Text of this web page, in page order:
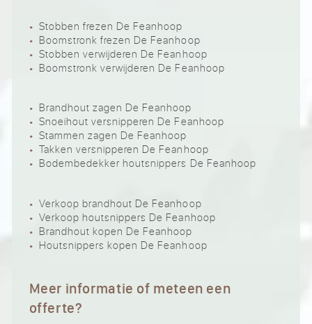
Stobben frezen De Feanhoop
Boomstronk frezen De Feanhoop
Stobben verwijderen De Feanhoop
Boomstronk verwijderen De Feanhoop
Brandhout zagen De Feanhoop
Snoeihout versnipperen De Feanhoop
Stammen zagen De Feanhoop
Takken versnipperen De Feanhoop
Bodembedekker houtsnippers De Feanhoop
Verkoop brandhout De Feanhoop
Verkoop houtsnippers De Feanhoop
Brandhout kopen De Feanhoop
Houtsnippers kopen De Feanhoop
Meer informatie of meteen een
offerte?